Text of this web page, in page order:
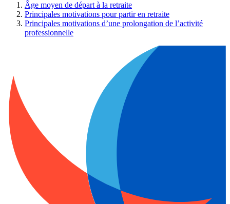
Âge moyen de départ à la retraite
Principales motivations pour partir en retraite
Principales motivations d’une prolongation de l’activité
professionnelle